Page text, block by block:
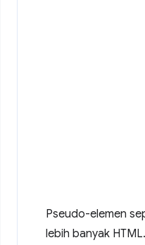
Pseudo-elemen
lebih banyak